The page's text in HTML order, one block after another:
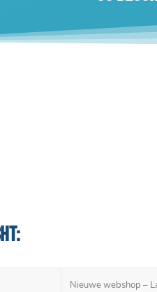
Nieuwe webshop –